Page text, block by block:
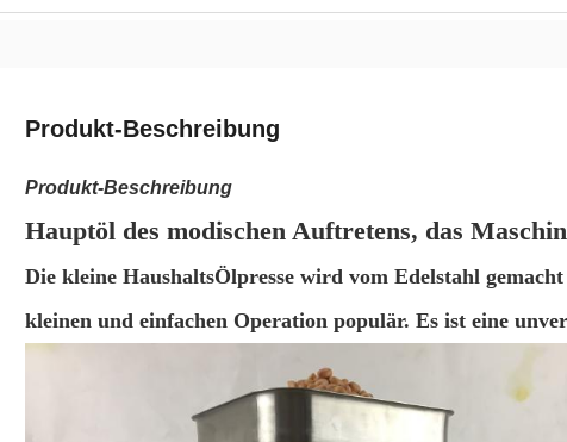
Produkt-Beschreibung
Produkt-Beschreibung
Hauptöl des modischen Auftretens, das
Die kleine HaushaltsÖlpresse wird vom Edelstahl
kleinen und einfachen Operation populär. Es ist eine